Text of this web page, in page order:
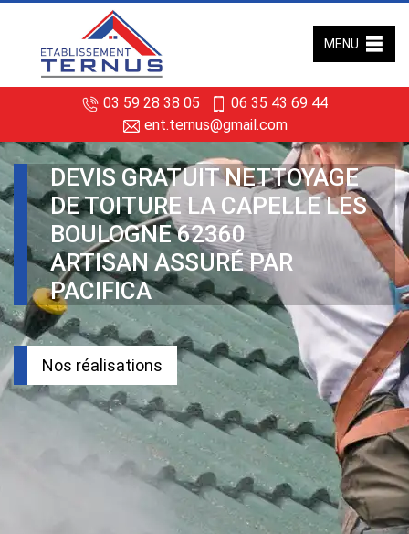
03 59 28 38 05
06 35 43 69 44
ent.ternus@gmail.com
MENU
DEVIS GRATUIT NETTOYAGE
DE TOITURE LA CAPELLE LES
BOULOGNE 62360
ARTISAN ASSURÉ PAR
PACIFICA
Nos réalisations